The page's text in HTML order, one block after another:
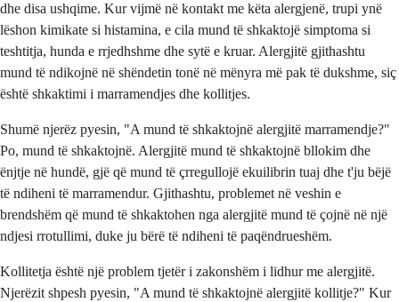
dhe disa ushqime. Kur vijmë në kontakt me këta alergjenë, trupi ynë
lëshon kimikate si histamina, e cila mund të shkaktojë simptoma si
teshtitja, hunda e rrjedhshme dhe sytë e kruar. Alergjitë gjithashtu
mund të ndikojnë në shëndetin tonë në mënyra më pak të dukshme, siç
është shkaktimi i marramendjes dhe kollitjes.
Shumë njerëz pyesin, "A mund të shkaktojnë alergjitë marramendje?"
Po, mund të shkaktojnë. Alergjitë mund të shkaktojnë bllokim dhe
ënjtje në hundë, gjë që mund të çrregullojë ekuilibrin tuaj dhe t'ju bëjë
të ndiheni të marramendur. Gjithashtu, problemet në veshin e
brendshëm që mund të shkaktohen nga alergjitë mund të çojnë në një
ndjesi rrotullimi, duke ju bërë të ndiheni të paqëndrueshëm.
Kollitetja është një problem tjetër i zakonshëm i lidhur me alergjitë.
Njerëzit shpesh pyesin, "A mund të shkaktojnë alergjitë kollitje?" Kur